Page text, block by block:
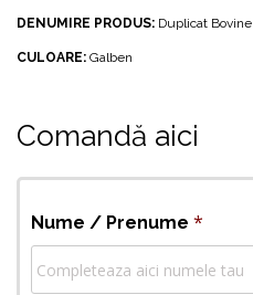
DENUMIRE PRODUS: Duplicat Bovine
CULOARE: Galben
Comandă aici
Nume / Prenume *